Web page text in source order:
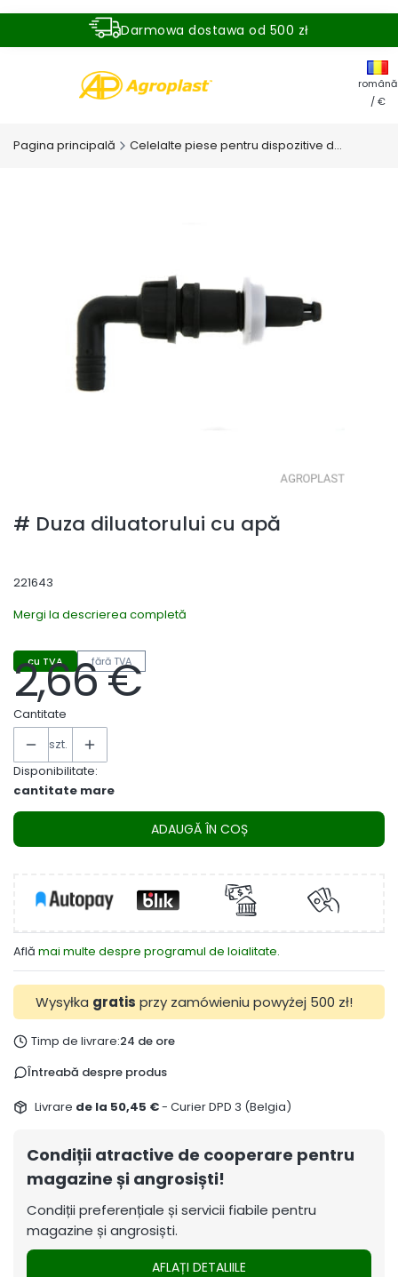
Darmowa dostawa od 500 zł
română
/ €
Pagina principală Celelalte piese pentru dispozitive de stropire
# Duza diluatorului cu apă
221643
Mergi la descrierea completă
cu TVA fără TVA
Preț
2,66 €
Cantitate
szt.
Disponibilitate:
cantitate mare
ADAUGĂ ÎN COȘ
Află mai multe despre programul de loialitate.
Wysyłka gratis przy zamówieniu powyżej 500 zł!
Timp de livrare:24 de ore
Întreabă despre produs
Livrare de la 50,45 €- Curier DPD 3 (Belgia)
Condiții atractive de cooperare pentru
magazine și angrosiști!
Condiții preferențiale și servicii fiabile pentru
magazine și angrosiști.
AFLAȚI DETALIILE